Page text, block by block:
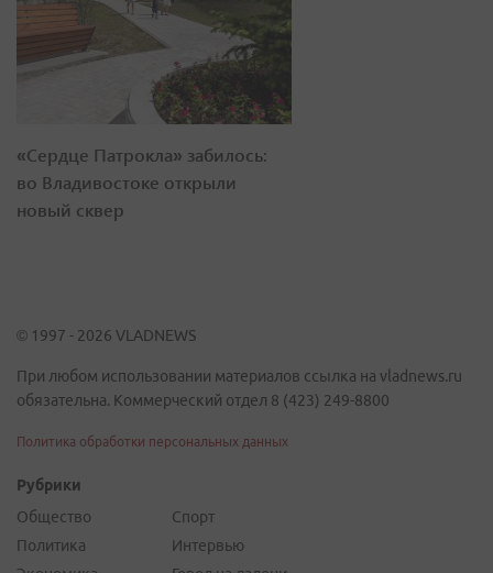
«Сердце Патрокла» забилось:
во Владивостоке открыли
новый сквер
© 1997 - 2026 VLADNEWS
При любом использовании материалов ссылка на vladnews.ru
обязательна. Коммерческий отдел 8 (423) 249-8800
Политика обработки персональных данных
Рубрики
Общество
Политика
Спорт
Интервью